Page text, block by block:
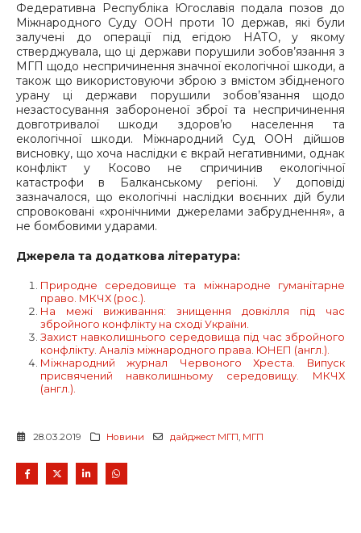
Федеративна Республіка Югославія подала позов до
Міжнародного Суду ООН проти 10 держав, які були
залучені до операції під егідою НАТО, у якому
стверджувала, що ці держави порушили зобов’язання з
МГП щодо неспричинення значної екологічної шкоди, а
також що використовуючи зброю з вмістом збідненого
урану ці держави порушили зобов’язання щодо
незастосування забороненої зброї та неспричинення
довготривалої шкоди здоров’ю населення та
екологічної шкоди. Міжнародний Суд ООН дійшов
висновку, що хоча наслідки є вкрай негативними, однак
конфлікт у Косово не спричинив екологічної
катастрофи в Балканському регіоні. У доповіді
зазначалося, що екологічні наслідки воєнних дій були
спровоковані «хронічними джерелами забруднення», а
не бомбовими ударами.
Джерела та додаткова література:
Природне середовище та міжнародне гуманітарне
право. МКЧХ (рос.).
На межі виживання: знищення довкілля під час
збройного конфлікту на сході України.
Захист навколишнього середовища під час збройного
конфлікту. Аналіз міжнародного права. ЮНЕП (англ.).
Міжнародний журнал Червоного Хреста. Випуск
присвячений навколишньому середовищу. МКЧХ
(англ.).
28.03.2019 Новини дайджест МГП, МГП